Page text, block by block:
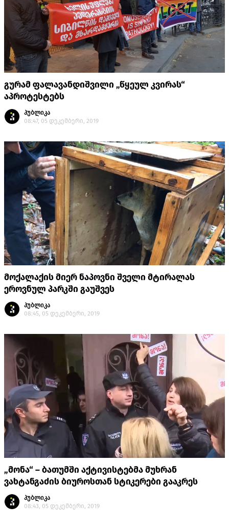
გურამ ფალავანდიშვილი „წყეულ კვირას“
აპროტესტებს
პუბლიკა
08:47, 05 დეკემბერი, 2019
მოქალაქის მიერ ნაპოვნი შველი მტირალას
ეროვნულ პარკში გაუშვეს
პუბლიკა
08:45, 05 დეკემბერი, 2019
„მონა“ – ბათუმში აქტივისტებმა მუხრან
ვახტანგაძის ბიუროსთან სტიკერები გააკრეს
პუბლიკა
08:43, 05 დეკემბერი, 2019